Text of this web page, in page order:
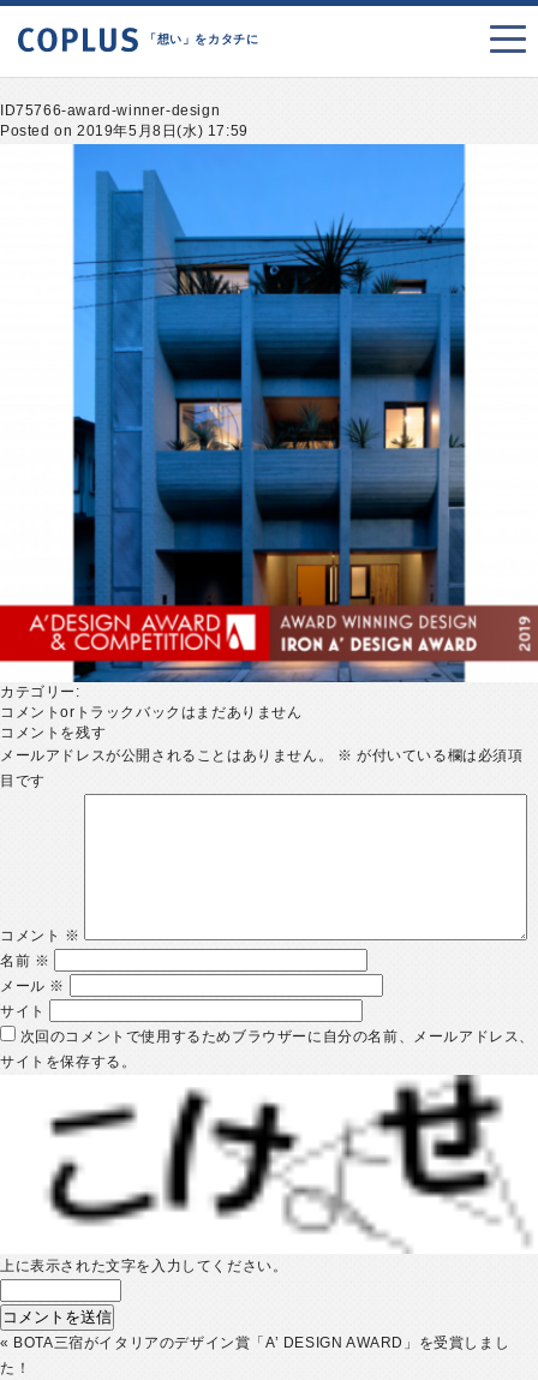
「想い」をカタチに
ID75766-award-winner-design
Posted on 2019年5月8日(水) 17:59
カテゴリー:
コメントorトラックバックはまだありません
コメントを残す
メールアドレスが公開されることはありません。
※ が付いている欄は必須項
目です
コメント ※
名前 ※
メール ※
サイト
次回のコメントで使用するためブラウザーに自分の名前、メールアドレス、
サイトを保存する。
上に表示された文字を入力してください。
« BOTA三宿がイタリアのデザイン賞「A’ DESIGN AWARD」を受賞しまし
た！